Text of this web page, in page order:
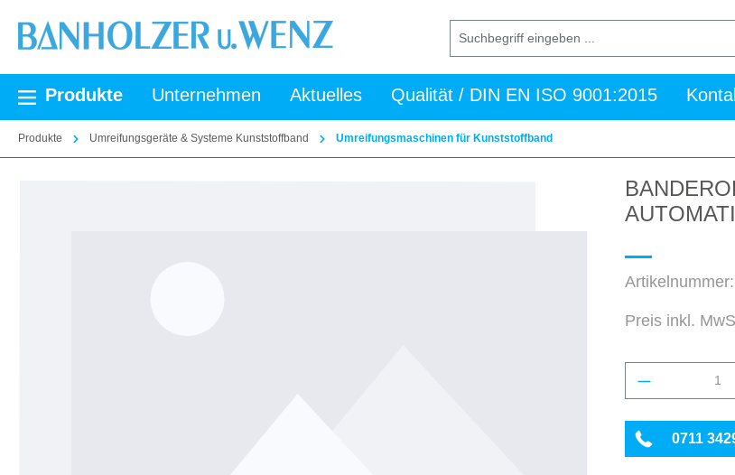
Zur Hauptnavigation springen
Produkte Unternehmen Aktuelles Qualität / DIN EN ISO 9001:2015
Produkte Umreifungsgeräte & Systeme Kunststoffband Umreifungsmaschinen für Kunststoffband
Artikelnummer:
Preis inkl.
Produkt
0711